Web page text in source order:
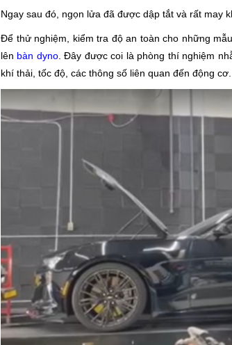
Ngay sau đó, ngọn lửa đã được dập tắt và rất may
Để thử nghiệm, kiểm tra độ an toàn cho những mẫu
lên bàn dyno. Đây được coi là phòng thí nghiệm
khí thải, tốc độ, các thông số liên quan đến động cơ.